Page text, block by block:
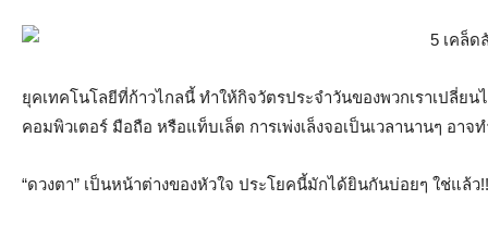
ยุคเทคโนโลยีที่ก้าวไกลนี้ ทำให้กิจวัตรประจำวันของพวกเราเปลี่ย
คอมพิวเตอร์ มือถือ หรือแท็บเล็ต การเพ่งเล็งจอเป็นเวลานานๆ อ
“ดวงตา” เป็นหน้าต่างของหัวใจ ประโยคนี้มักได้ยินกันบ่อยๆ ใช่แล้ว